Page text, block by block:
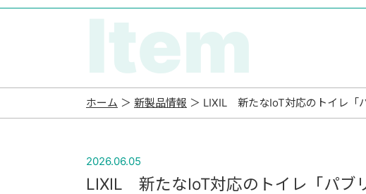
Item
ホーム ＞ 新製品情報 ＞ LIXIL 新たなIoT対応のトイレ「
2026.06.05
LIXIL 新たなIoT対応のトイレ「パブ